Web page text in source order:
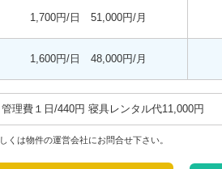
1,700円/日 51,000円/月
1,600円/日 48,000円/月
管理費ㅤ１日/440円ㅤㅤ 寝具レンタル代ㅤ11,000円
くは物件の運営会社にお問合せ下さい。